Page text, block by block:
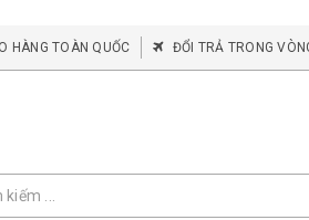
HÀNG TOÀN QUỐC ĐỔI TRẢ TRONG